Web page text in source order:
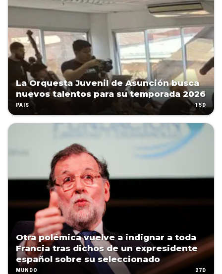
La Orquesta Juvenil de Asunción busca
nuevos talentos para su temporada 2026
PAÍS 15D
Otra polémica vuelve a indignar a toda
Francia tras dichos de un expresidente
español sobre su seleccionado
MUNDO 27D